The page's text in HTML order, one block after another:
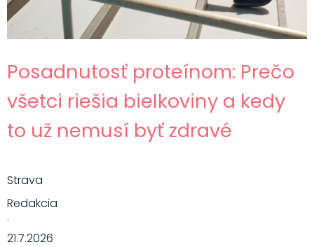
Posadnutosť proteínom: Prečo
všetci riešia bielkoviny a kedy
to už nemusí byť zdravé
Strava
Redakcia
·
21.7.2026